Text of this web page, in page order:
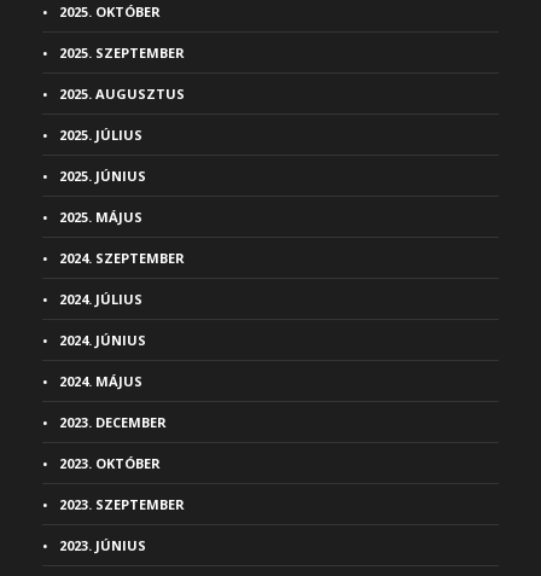
2025. OKTÓBER
2025. SZEPTEMBER
2025. AUGUSZTUS
2025. JÚLIUS
2025. JÚNIUS
2025. MÁJUS
2024. SZEPTEMBER
2024. JÚLIUS
2024. JÚNIUS
2024. MÁJUS
2023. DECEMBER
2023. OKTÓBER
2023. SZEPTEMBER
2023. JÚNIUS